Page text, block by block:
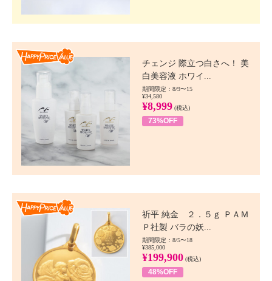
チェンジ 際立つ白さへ！ 美
白美容液 ホワイ...
期間限定：8/9〜15
¥34,580
¥8,999 (税込)
73%OFF
祈平 純金 ２．５ｇ ＰＡＭ
Ｐ社製 バラの妖...
期間限定：8/5〜18
¥385,000
¥199,900 (税込)
48%OFF